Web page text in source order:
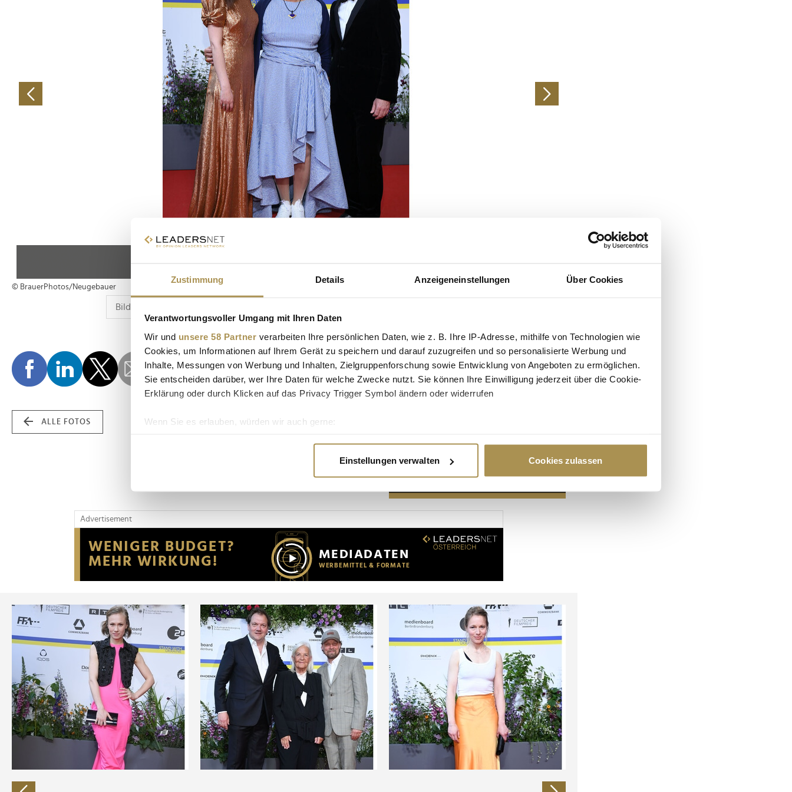
Zustimmung Details Anzeigeneinstellungen Über Cookies
Verantwortungsvoller Umgang mit Ihren Daten
Wir und unsere 58 Partner verarbeiten Ihre persönlichen Daten, wie z. B. Ihre IP-Adresse, mithilfe von Technologien wie
Cookies, um Informationen auf Ihrem Gerät zu speichern und darauf zuzugreifen und so personalisierte Werbung und
Inhalte, Messungen von Werbung und Inhalten, Zielgruppenforschung sowie Entwicklung von Angeboten zu ermöglichen.
Sie entscheiden darüber, wer Ihre Daten für welche Zwecke nutzt. Sie können Ihre Einwilligung jederzeit über die Cookie-
Erklärung oder durch Klicken auf das Privacy Trigger Symbol ändern oder widerrufen
Wenn Sie es erlauben, würden wir auch gerne:
Erfahren Sie mehr darüber, wie Ihre persönlichen Daten verarbeitet werden, und legen Sie Ihre Präferenzen im
Wir verwenden Cookies, um Inhalte und Anzeigen zu personalisieren, Funktionen für soziale Medien anbieten zu können
Website an unsere Partner für soziale Medien, Werbung und Analysen weiter. Unsere Partner führen diese Informationen
möglicherweise mit weiteren Daten zusammen, die Sie ihnen bereitgestellt haben oder die sie im Rahmen Ihrer Nutzung
der Dienste gesammelt haben.
Einstellungen verwalten Cookies zulassen
© BrauerPhotos/Neugebauer
ALLE FOTOS
Advertisement
Advertisement